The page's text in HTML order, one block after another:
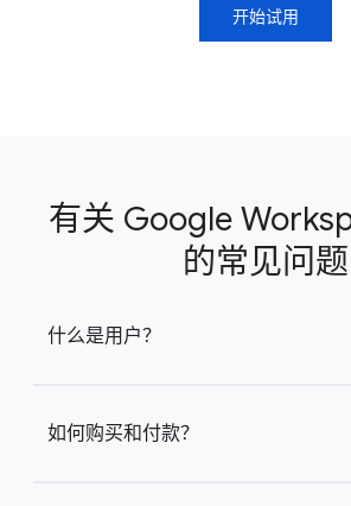
开始试用
有关 Google
的常见问题
什么是用户？
如何购买和付款？